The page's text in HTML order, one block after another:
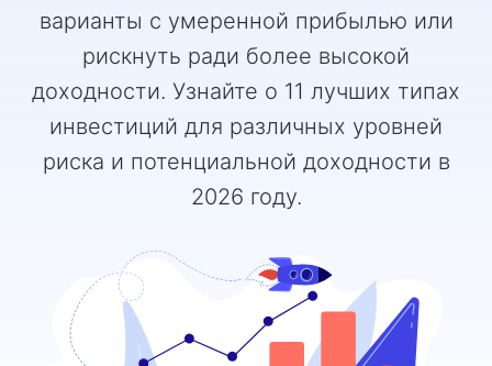
варианты с умеренной прибылью или
рискнуть ради более высокой
доходности. Узнайте о 11 лучших типах
инвестиций для различных уровней
риска и потенциальной доходности в
2026 году.